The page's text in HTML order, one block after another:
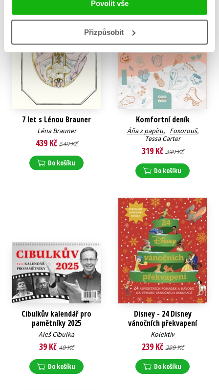
Povolit vše
Přizpůsobit
7 let s Lénou Brauner
Léna Brauner
439 Kč 549 Kč
Do košíku
Komfortní deník
Áňa z papíru, Foxorouš,
Tessa Carter
319 Kč 399 Kč
Do košíku
Cibulkův kalendář pro
pamětníky 2025
Aleš Cibulka
39 Kč 49 Kč
Do košíku
Disney - 24 Disney
vánočních překvapení
Kolektiv
239 Kč 299 Kč
Do košíku